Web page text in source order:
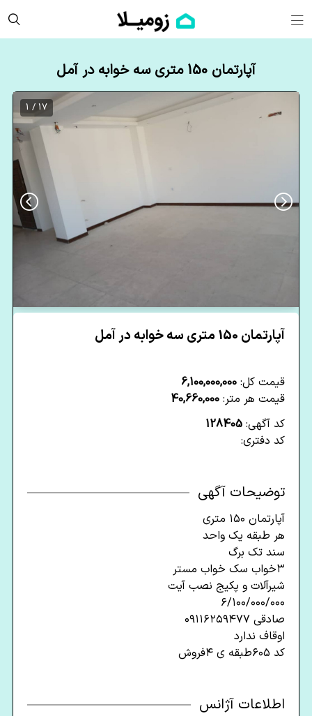
آپارتمان 150 متری سه خوابه در آمل
17 / 1
آپارتمان 150 متری سه خوابه در آمل
قیمت کل: 6,100,000,000
قیمت هر متر: 40,660,000
کد آگهی: 128405
کد دفتری:
توضیحات آگهی
آپارتمان ۱۵۰ متری
هر طبقه یک واحد
سند تک برگ
۳خواب سک خواب مستر
شیرآلات و پکیج نصب آیت
۶/۱۰۰/۰۰۰/۰۰۰
صادقی ۰۹۱۱۶۲۵۹۴۷۷
اوقاف ندارد
کد ۶۰۵طبقه ی ۴فروش
اطلاعات آژانس